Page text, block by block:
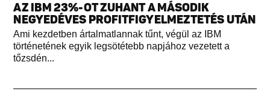
AZ IBM 23%-OT ZUHANT A MÁSODIK
NEGYEDÉVES PROFITFIGYELMEZTETÉS UTÁN
Ami kezdetben ártalmatlannak tűnt, végül az IBM
történetének egyik legsötétebb napjához vezetett a
tőzsdén...